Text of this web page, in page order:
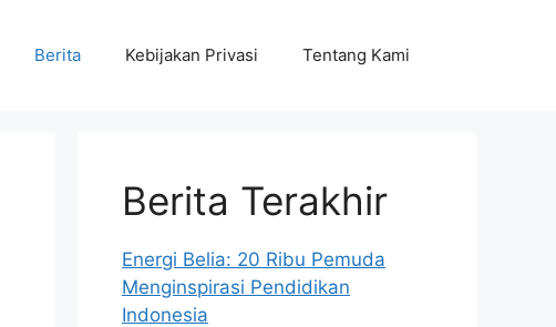
Berita Kebijakan Privasi Tentang Kami
Berita Terakhir
Energi Belia: 20 Ribu Pemuda
Menginspirasi Pendidikan
Indonesia